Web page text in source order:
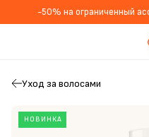
-50% на ограниченный
Уход за волосами
НОВИНКА